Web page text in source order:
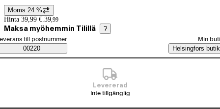
Prisinformation
Moms 24 %
Hinta 39,99 €. 39,99
Maksa myöhemmin Tilillä ?
Saatavuustiedot
beställningssätt
till postnummer
00220
Min
Helsingfors butik
Levererad
Inte tillgänglig